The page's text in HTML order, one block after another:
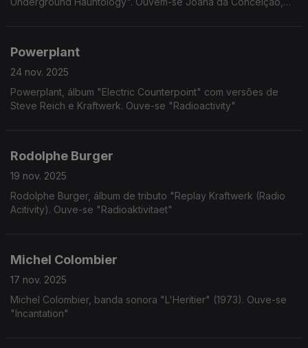
Powerplant
24 nov. 2025
Powerplant, álbum "Electric Counterpoint" com versões de
Steve Reich e Kraftwerk. Ouve-se "Radioactivity"
Rodolphe Burger
19 nov. 2025
Rodolphe Burger, álbum de tributo "Replay Kraftwerk (Radio
Acitivity). Ouve-se "Radioaktivitaet"
Michel Colombier
17 nov. 2025
Michel Colombier, banda sonora "L'Heritier" (1973). Ouve-se
"Incantation"